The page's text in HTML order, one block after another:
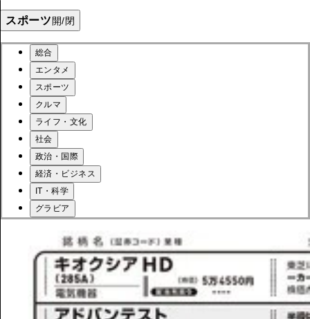
スポーツ開/閉
総合
エンタメ
スポーツ
クルマ
ライフ・文化
社会
政治・国際
経済・ビジネス
IT・科学
グラビア